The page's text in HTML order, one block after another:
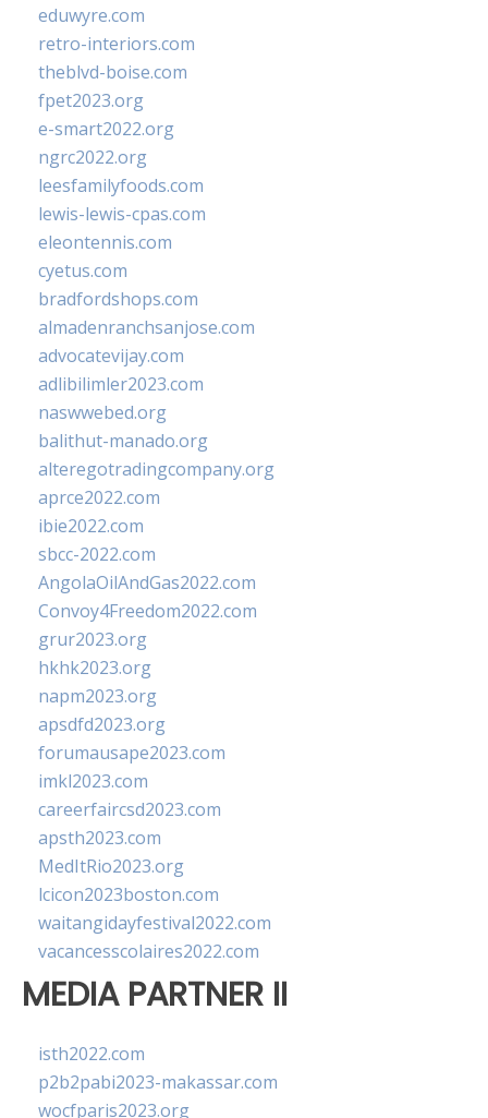
eduwyre.com
retro-interiors.com
theblvd-boise.com
fpet2023.org
e-smart2022.org
ngrc2022.org
leesfamilyfoods.com
lewis-lewis-cpas.com
eleontennis.com
cyetus.com
bradfordshops.com
almadenranchsanjose.com
advocatevijay.com
adlibilimler2023.com
naswwebed.org
balithut-manado.org
alteregotradingcompany.org
aprce2022.com
ibie2022.com
sbcc-2022.com
AngolaOilAndGas2022.com
Convoy4Freedom2022.com
grur2023.org
hkhk2023.org
napm2023.org
apsdfd2023.org
forumausape2023.com
imkl2023.com
careerfaircsd2023.com
apsth2023.com
MedItRio2023.org
lcicon2023boston.com
waitangidayfestival2022.com
vacancesscolaires2022.com
MEDIA PARTNER II
isth2022.com
p2b2pabi2023-makassar.com
wocfparis2023.org